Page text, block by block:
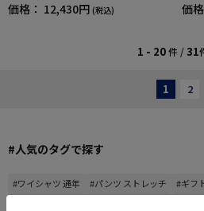
価格： 12,430円 (税込) 価格
1 - 20件 /31
1 2
#人気のタグで探す
#ワイシャツ 通年 #パンツ ストレッチ
#ギフ